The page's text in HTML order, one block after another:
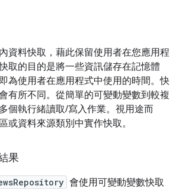
資料快取，藉此保留使用者在您應用程
取的目的是將一些資訊儲存在記憶體
為使用者在應用程式中使用的時間。快
有所不同。從簡單的可變動變數到較複
個執行緒讀取/寫入作業。視用途而
或資料來源類別中實作快取。
果
會使用可變動變數快取